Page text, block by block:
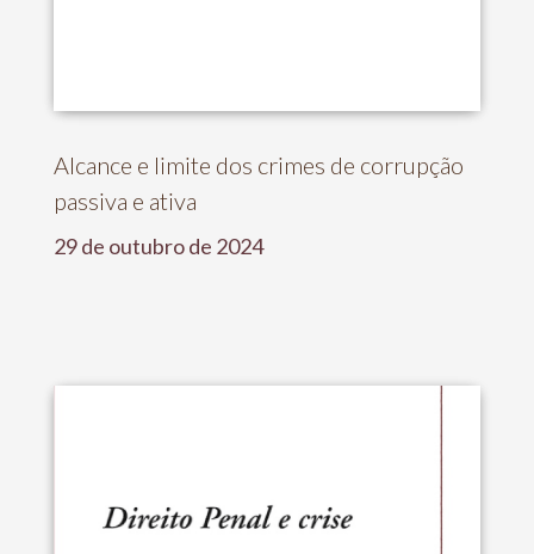
Alcance e limite dos crimes de corrupção
passiva e ativa
29 de outubro de 2024